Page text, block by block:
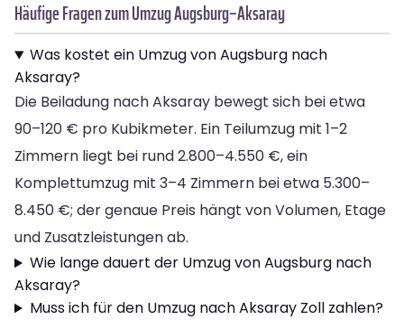
Häufige Fragen zum Umzug Augsburg–Aksaray
Was kostet ein Umzug von Augsburg nach
Aksaray?
Die Beiladung nach Aksaray bewegt sich bei etwa
90–120 € pro Kubikmeter. Ein Teilumzug mit 1–2
Zimmern liegt bei rund 2.800–4.550 €, ein
Komplettumzug mit 3–4 Zimmern bei etwa 5.300–
8.450 €; der genaue Preis hängt von Volumen, Etage
und Zusatzleistungen ab.
Wie lange dauert der Umzug von Augsburg nach
Aksaray?
Muss ich für den Umzug nach Aksaray Zoll zahlen?